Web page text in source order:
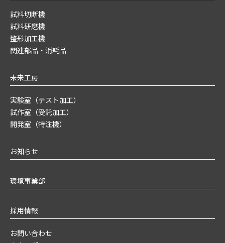
試料切断機
試料研磨機
整形加工機
関連部品・消耗品
未来工房
実験室（テスト加工）
試作室（受託加工）
開発室（特注機）
お知らせ
環境事業部
採用情報
お問い合わせ